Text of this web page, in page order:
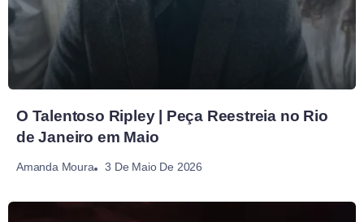
O Talentoso Ripley | Peça Reestreia no Rio
de Janeiro em Maio
Amanda Moura 3 De Maio De 2026